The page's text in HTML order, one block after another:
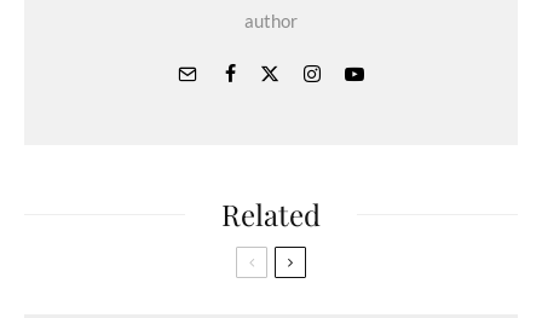
author
Related